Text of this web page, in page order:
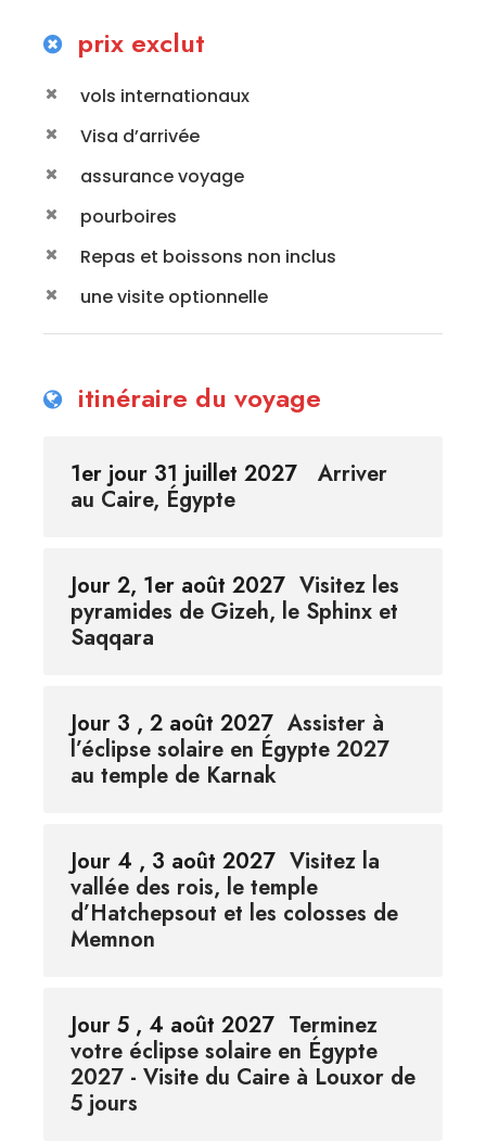
prix exclut
vols internationaux
Visa d’arrivée
assurance voyage
pourboires
Repas et boissons non inclus
une visite optionnelle
itinéraire du voyage
1er jour 31 juillet 2027
Arriver
au Caire, Égypte
Jour 2, 1er août 2027 Visitez les
pyramides de Gizeh, le Sphinx et
Saqqara
Jour 3 , 2 août 2027 Assister à
l’éclipse solaire en Égypte 2027
au temple de Karnak
Jour 4 , 3 août 2027 Visitez la
vallée des rois, le temple
d’Hatchepsout et les colosses de
Memnon
Jour 5 , 4 août 2027 Terminez
votre éclipse solaire en Égypte
2027 - Visite du Caire à Louxor de
5 jours